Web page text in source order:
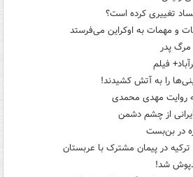
فساد تغییری کرده است؟
و مهمات به اوکراین می‌فرستد
پدر
فیلم
را به آتش کشیدند!
روایت مهدی محمدی
از چشم دشمن
در پیمان مشترک با عربستان
شد!